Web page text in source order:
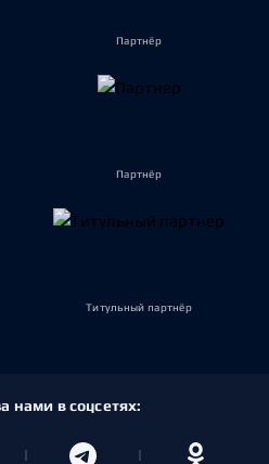
Партнёр
Партнёр
Титульный партнёр
нами в соцсетях: